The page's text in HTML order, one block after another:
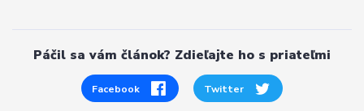
Páčil sa vám článok? Zdieľajte ho s priateľmi
Facebook Twitter